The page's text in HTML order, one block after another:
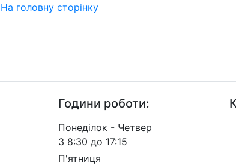
На головну сторінку
Години роботи:
Понеділок - Четвер
З 8:30 до 17:15
П'ятниця